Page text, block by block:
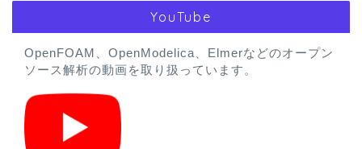
YouTube
OpenFOAM、OpenModelica、Elmerなどのオープン
ソース解析の動画を取り扱っています。